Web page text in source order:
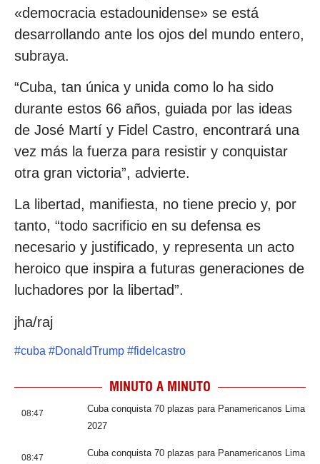
«democracia estadounidense» se está
desarrollando ante los ojos del mundo entero,
subraya.
“Cuba, tan única y unida como lo ha sido
durante estos 66 años, guiada por las ideas
de José Martí y Fidel Castro, encontrará una
vez más la fuerza para resistir y conquistar
otra gran victoria”, advierte.
La libertad, manifiesta, no tiene precio y, por
tanto, “todo sacrificio en su defensa es
necesario y justificado, y representa un acto
heroico que inspira a futuras generaciones de
luchadores por la libertad”.
jha/raj
#cuba #DonaldTrump #fidelcastro
MINUTO A MINUTO
08:47
Cuba conquista 70 plazas para Panamericanos Lima
2027
08:47
Cuba conquista 70 plazas para Panamericanos Lima